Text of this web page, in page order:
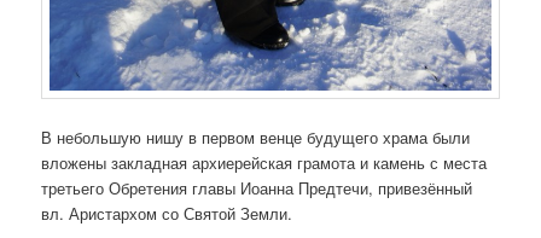
В небольшую нишу в первом венце будущего храма были
вложены закладная архиерейская грамота и камень с места
третьего Обретения главы Иоанна Предтечи, привезённый
вл. Аристархом со Святой Земли.